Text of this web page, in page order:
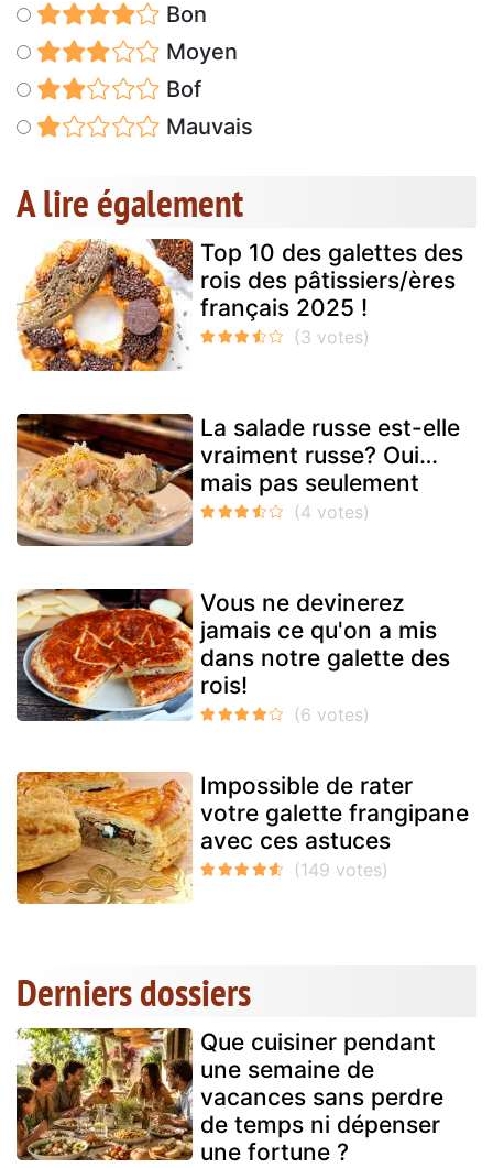
Bon
Moyen
Bof
Mauvais
A lire également
Top 10 des galettes des
rois des pâtissiers/ères
français 2025 !
La salade russe est-elle
vraiment russe? Oui…
mais pas seulement
Vous ne devinerez
jamais ce qu'on a mis
dans notre galette des
rois!
Impossible de rater
votre galette frangipane
avec ces astuces
Derniers dossiers
Que cuisiner pendant
une semaine de
vacances sans perdre
de temps ni dépenser
une fortune ?